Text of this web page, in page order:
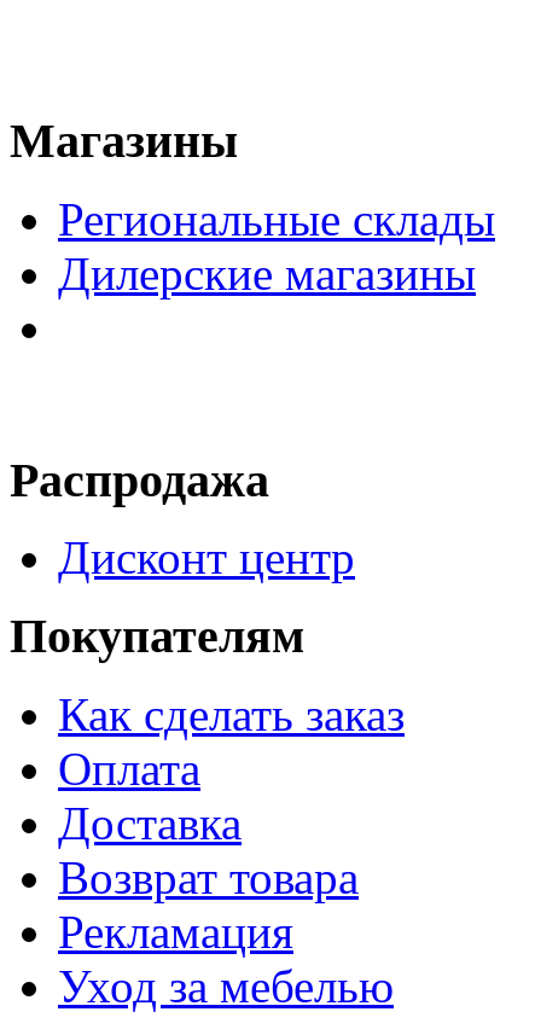
Магазины
Региональные склады
Дилерские магазины
Распродажа
Дисконт центр
Покупателям
Как сделать заказ
Оплата
Доставка
Возврат товара
Рекламация
Уход за мебелью